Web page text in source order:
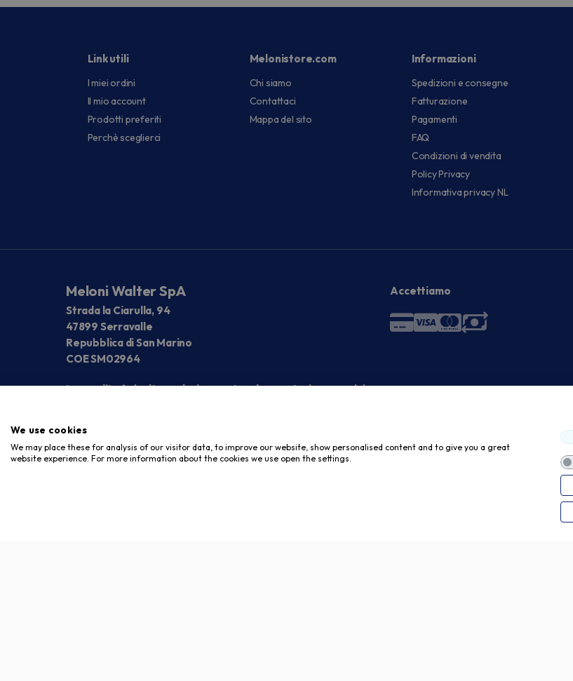
Link utili
I miei ordini
Il mio account
Prodotti preferiti
Perchè sceglierci
Melonistore.com
Chi siamo
Contattaci
Mappa del sito
Informazioni
Spedizioni e consegne
Fatturazione
Pagamenti
FAQ
Condizioni di vendita
Policy Privacy
Informativa privacy NL
Meloni Walter SpA
Strada la Ciarulla, 94
47899 Serravalle
Repubblica di San Marino
COE SM02964
La vendita è rivolta esclusivamente ad operatori economici
Accettiamo
We use cookies
We may place these for analysis of our visitor data, to improve our website, show personalised content and to give you a great
website experience. For more information about the cookies we use open the settings.